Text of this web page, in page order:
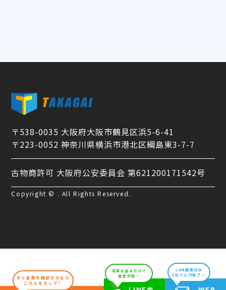
〒538-0035 大阪府大阪市鶴見区浜5-6-41
〒223-0052 神奈川県横浜市港北区綱島東3-7-7
古物商許可 大阪府公安委員会 第621200171542号
Copyright © . All Rights Reserved.
すぐ金額を確認するなら
こちらをタップ！
写真を送るだけで
査定可能！
24時間受付中
1分で入力完了！